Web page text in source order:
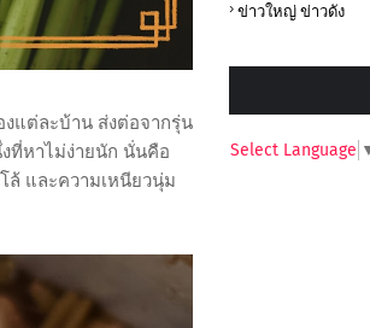
แต่ละบ้าน ส่งต่อจากรุ่น
ที่หาไม่ง่ายนัก นั่นคือ
ล้ และความเหนียวนุ่ม
ข่าวใหญ่ ข่าวดัง
Select Language